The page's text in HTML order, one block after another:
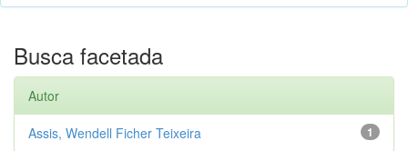
Busca facetada
Autor
1
Assis, Wendell Ficher Teixeira